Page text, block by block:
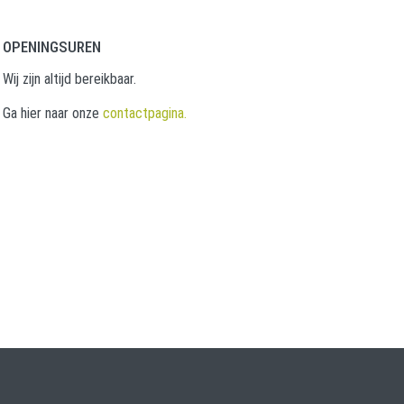
OPENINGSUREN
Wij zijn altijd bereikbaar.
Ga hier naar onze contactpagina.